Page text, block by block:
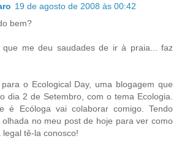
19 de agosto de 2008 às 00:42
bem?
que me deu saudades de ir à praia... faz
o Ecological Day, uma blogagem que
dia 2 de Setembro, com o tema Ecologia.
é Ecóloga vai colaborar comigo. Tendo
no meu post de hoje para ver como
legal tê-la conosco!